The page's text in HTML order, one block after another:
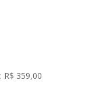
: R$ 359,00